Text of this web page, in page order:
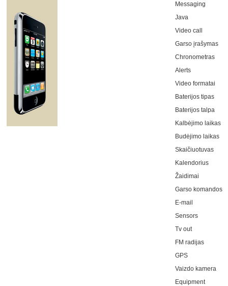
Messaging
Java
Video call
Garso įrašymas
Chronometras
Alerts
Video formatai
Baterijos tipas
Baterijos talpa
Kalbėjimo laikas
Budėjimo laikas
Skaičiuotuvas
Kalendorius
Žaidimai
Garso komandos
E-mail
Sensors
Tv out
FM radijas
GPS
Vaizdo kamera
Equipment